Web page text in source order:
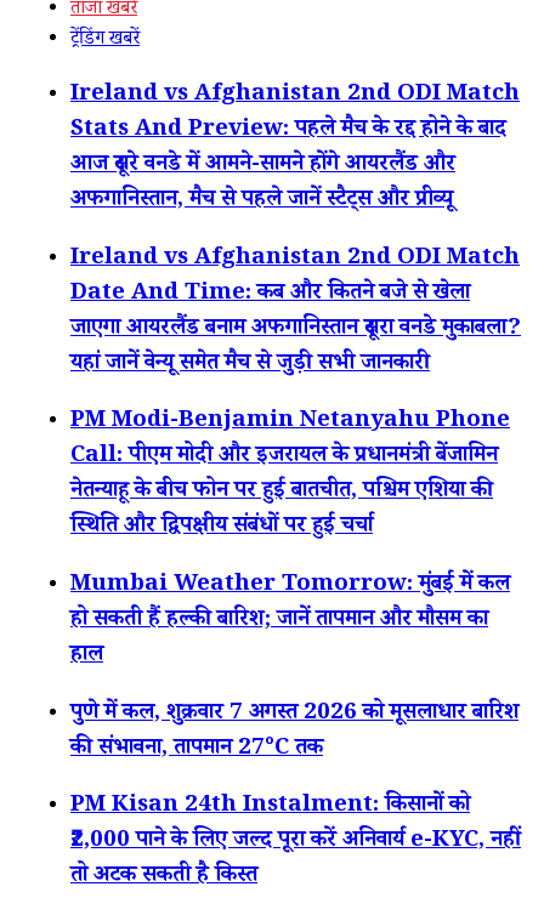
ताजा खबरें
ट्रेंडिंग खबरें
Ireland vs Afghanistan 2nd ODI Match
Stats And Preview: पहले मैच के रद्द होने के बाद
आज दूसरे वनडे में आमने-सामने होंगे आयरलैंड और
अफगानिस्तान, मैच से पहले जानें स्टैट्स और प्रीव्यू
Ireland vs Afghanistan 2nd ODI Match
Date And Time: कब और कितने बजे से खेला
जाएगा आयरलैंड बनाम अफगानिस्तान दूसरा वनडे मुकाबला?
यहां जानें वेन्यू समेत मैच से जुड़ी सभी जानकारी
PM Modi-Benjamin Netanyahu Phone
Call: पीएम मोदी और इजरायल के प्रधानमंत्री बेंजामिन
नेतन्याहू के बीच फोन पर हुई बातचीत, पश्चिम एशिया की
स्थिति और द्विपक्षीय संबंधों पर हुई चर्चा
Mumbai Weather Tomorrow: मुंबई में कल
हो सकती हैं हल्की बारिश; जानें तापमान और मौसम का
हाल
पुणे में कल, शुक्रवार 7 अगस्त 2026 को मूसलाधार बारिश
की संभावना, तापमान 27°C तक
PM Kisan 24th Instalment: किसानों को
₹2,000 पाने के लिए जल्द पूरा करें अनिवार्य e-KYC, नहीं
तो अटक सकती है किस्त